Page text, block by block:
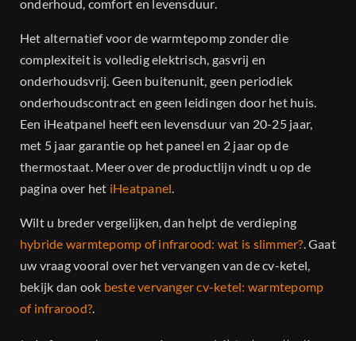
onderhoud, comfort en levensduur.
Het alternatief voor de warmtepomp zonder die
complexiteit is volledig elektrisch, gasvrij en
onderhoudsvrij. Geen buitenunit, geen periodiek
onderhoudscontract en geen leidingen door het huis.
Een iHeatpanel heeft een levensduur van 20-25 jaar,
met 5 jaar garantie op het paneel en 2 jaar op de
thermostaat. Meer over de productlijn vindt u op de
pagina over het iHeatpanel.
Wilt u breder vergelijken, dan helpt de verdieping
hybride warmtepomp of infrarood: wat is slimmer?. Gaat
uw vraag vooral over het vervangen van de cv-ketel,
bekijk dan ook beste vervanger cv-ketel: warmtepomp
of infrarood?.